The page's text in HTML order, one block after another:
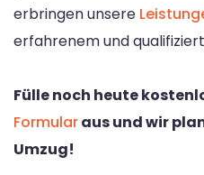
erbringen unsere
erfahrenem und
Fülle noch heute
Formularaus und wir
Umzug!